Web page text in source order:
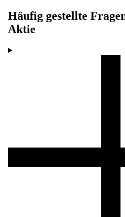
Häufig gestellte
Aktie